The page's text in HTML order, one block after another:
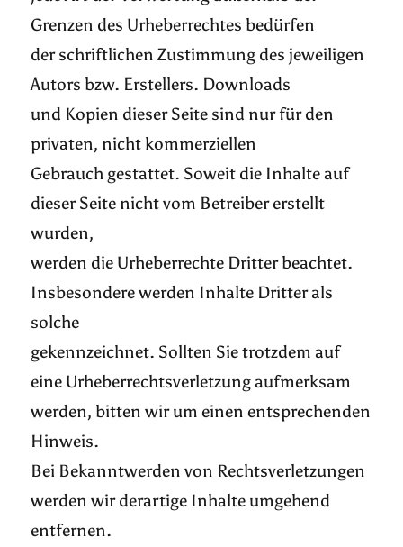
Grenzen des Urheberrechtes bedürfen
der schriftlichen Zustimmung des jeweiligen
Autors bzw. Erstellers. Downloads
und Kopien dieser Seite sind nur für den
privaten, nicht kommerziellen
Gebrauch gestattet. Soweit die Inhalte auf
dieser Seite nicht vom Betreiber erstellt
wurden,
werden die Urheberrechte Dritter beachtet.
Insbesondere werden Inhalte Dritter als
solche
gekennzeichnet. Sollten Sie trotzdem auf
eine Urheberrechtsverletzung aufmerksam
werden, bitten wir um einen entsprechenden
Hinweis.
Bei Bekanntwerden von Rechtsverletzungen
werden wir derartige Inhalte umgehend
entfernen.